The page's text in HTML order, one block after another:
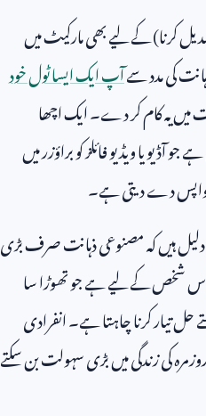
کرنا) کے لیے بھی مارکیٹ میں
کی مدد سےآپ ایک ایسا ٹول خود
میں یہ کام کر دے۔ ایک اچھا
یا ویڈیو فائلز کو براؤزر میں
واپس دے دیتی ہے۔
ہیں کہ مصنوعی ذہانت صرف بڑی
اُس شخص کے لیے ہے جو تھوڑا سا
حل تیار کرنا چاہتا ہے۔ انفرادی
کی زندگی میں بڑی سہولت بن سکتے